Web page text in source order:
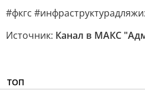
#фкгс
Источник: Канал в МАКС
ТОП